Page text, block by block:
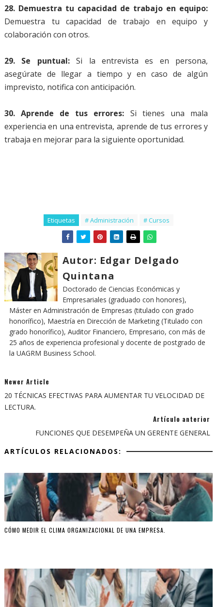
28. Demuestra tu capacidad de trabajo en equipo:
Demuestra tu capacidad de trabajo en equipo y
colaboración con otros.
29. Se puntual:Si la entrevista es en persona,
asegúrate de llegar a tiempo y en caso de algún
imprevisto, notifica con anticipación.
30. Aprende de tus errores: Si tienes una mala
experiencia en una entrevista, aprende de tus errores y
trabaja en mejorar para la siguiente oportunidad.
Etiquetas # Administración # Cursos
Autor: Edgar Delgado
Quintana
Doctorado de Ciencias Económicas y
Empresariales (graduado con honores),
Máster en Administración de Empresas (titulado con grado
honorífico), Maestría en Dirección de Marketing (Titulado con
grado honorífico), Auditor Financiero, Empresario, con más de
25 años de experiencia profesional y docente de postgrado de
la UAGRM Business School.
Newer Article
20 TÉCNICAS EFECTIVAS PARA AUMENTAR TU VELOCIDAD DE
LECTURA.
Artículo anterior
FUNCIONES QUE DESEMPEÑA UN GERENTE GENERAL
ARTÍCULOS RELACIONADOS:
CÓMO MEDIR EL CLIMA ORGANIZACIONAL DE UNA EMPRESA.